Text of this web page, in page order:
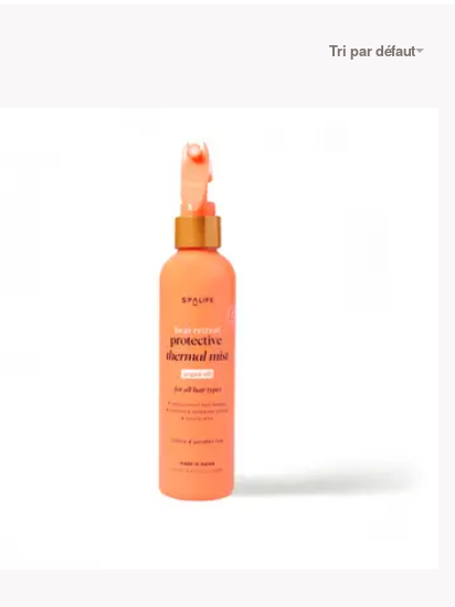
Tri par défaut